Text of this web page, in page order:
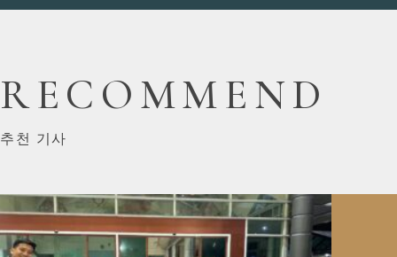
RECOMMEND
추천 기사